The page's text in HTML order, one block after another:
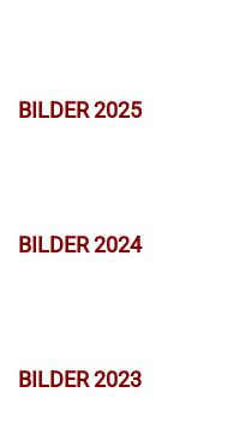
BILDER 2025
BILDER 2024
BILDER 2023